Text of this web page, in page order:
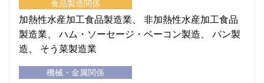
食品製造関係
加熱性水産加工食品製造業
非加熱性水産加工食品
製造業
ハム・ソーセージ・ベーコン製造
パン製
造
そう菜製造業
機械・金属関係